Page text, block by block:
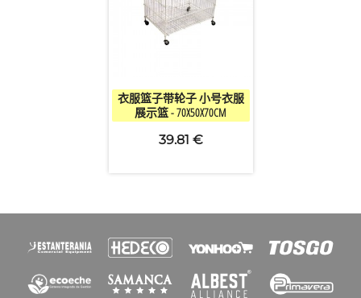
快速查看
衣服篮子带轮子 小号衣服
展示篮 - 70X50X70CM
39.81 €